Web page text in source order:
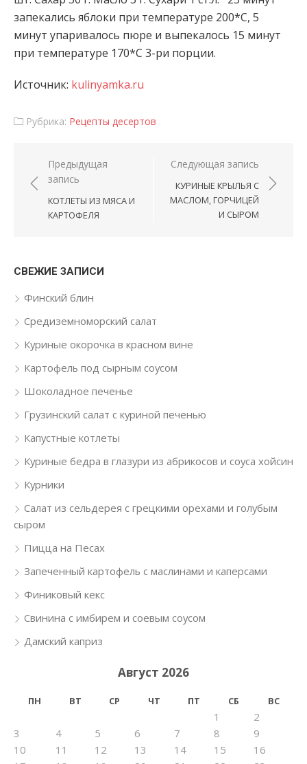
запекались яблоки при температуре 200*С, 5
минут упаривалось пюре и выпекалось 15 минут
при температуре 170*С 3-ри порции.
Источник: kulinyamka.ru
Рубрика: Рецепты десертов
Навигация по записям
Предыдущая
запись
КОТЛЕТЫ ИЗ МЯСА И
КАРТОФЕЛЯ
Следующая запись
КУРИНЫЕ КРЫЛЬЯ С
МАСЛОМ, ГОРЧИЦЕЙ
И СЫРОМ
СВЕЖИЕ ЗАПИСИ
Финский блин
Средиземноморский салат
Куриные окорочка в красном вине
Картофель под сырным соусом
Шоколадное печенье
Грузинский салат с куриной печенью
Капустные котлеты
Куриные бедра в глазури из абрикосов и соуса хойсин
Курники
Салат из сельдерея с грецкими орехами и голубым
сыром
Пицца на Песах
Запеченный картофель с маслинами и каперсами
Финиковый кекс
Свинина с имбирем и соевым соусом
Дамский каприз
Август 2026
ПН ВТ СР ЧТ ПТ СБ ВС
1
2
3
4 5 6 7 8
9
10
11 12 13 14 15
16